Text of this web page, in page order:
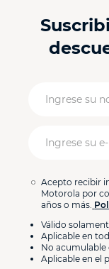
Acepto recibir
Motorola por
años o más.
Válido
Aplicable en
No
Aplicable en el